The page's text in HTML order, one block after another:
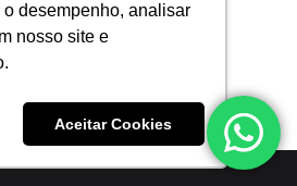
desempenho, analisar
nosso site e
Aceitar Cookies